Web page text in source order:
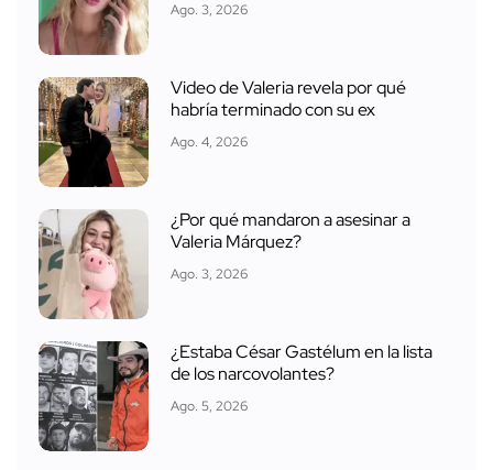
Ago. 3, 2026
Video de Valeria revela por qué
habría terminado con su ex
Ago. 4, 2026
¿Por qué mandaron a asesinar a
Valeria Márquez?
Ago. 3, 2026
¿Estaba César Gastélum en la lista
de los narcovolantes?
Ago. 5, 2026